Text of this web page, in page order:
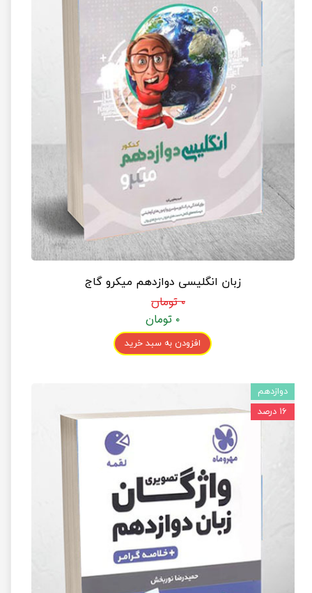
زبان انگلیسی دوازدهم میکرو گاج
۰ تومان
۰ تومان
افزودن به سبد خرید
دوازدهم
۱۶ درصد